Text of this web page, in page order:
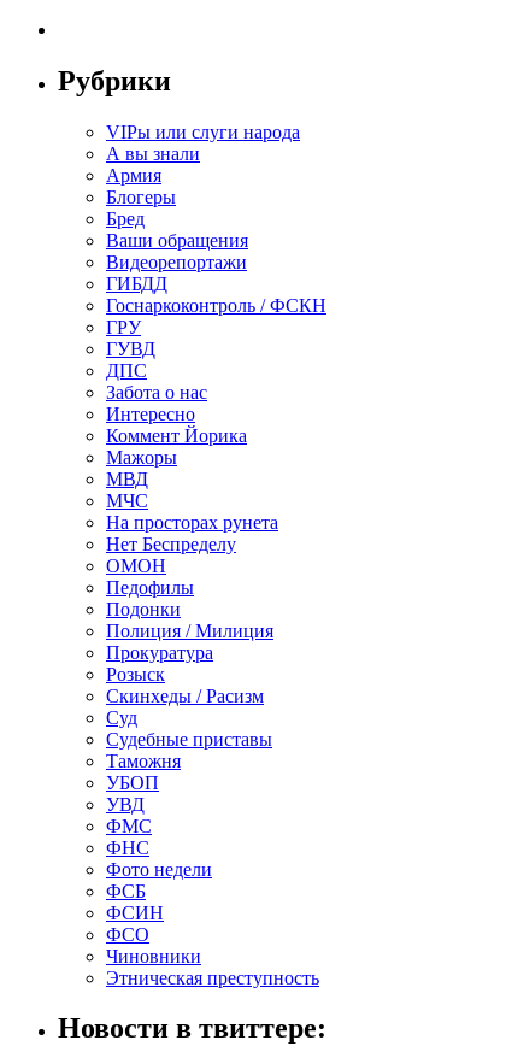
Рубрики
VIPы или слуги народа
А вы знали
Армия
Блогеры
Бред
Ваши обращения
Видеорепортажи
ГИБДД
Госнаркоконтроль / ФСКН
ГРУ
ГУВД
ДПС
Забота о нас
Интересно
Коммент Йорика
Мажоры
МВД
МЧС
На просторах рунета
Нет Беспределу
ОМОН
Педофилы
Подонки
Полиция / Милиция
Прокуратура
Розыск
Скинхеды / Расизм
Суд
Судебные приставы
Таможня
УБОП
УВД
ФМС
ФНС
Фото недели
ФСБ
ФСИН
ФСО
Чиновники
Этническая преступность
Новости в твиттере: